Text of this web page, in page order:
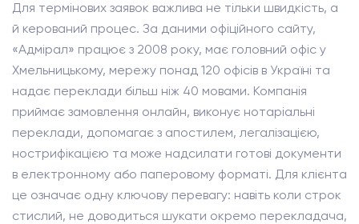
Для термінових заявок важлива не тільки швидкість, а
й керований процес. За даними офіційного сайту,
«Адмірал» працює з 2008 року, має головний офіс у
Хмельницькому, мережу понад 120 офісів в Україні та
надає переклади більш ніж 40 мовами. Компанія
приймає замовлення онлайн, виконує нотаріальні
переклади, допомагає з апостилем, легалізацією,
нострифікацією та може надсилати готові документи
в електронному або паперовому форматі. Для клієнта
це означає одну ключову перевагу: навіть коли строк
стислий, не доводиться шукати окремо перекладача,